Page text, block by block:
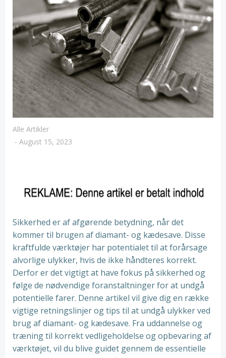
Alle Artikler
- August 15, 2023
Sikkerhed er af afgørende betydning, når det
kommer til brugen af diamant- og kædesave. Disse
kraftfulde værktøjer har potentialet til at forårsage
alvorlige ulykker, hvis de ikke håndteres korrekt.
Derfor er det vigtigt at have fokus på sikkerhed og
følge de nødvendige foranstaltninger for at undgå
potentielle farer. Denne artikel vil give dig en række
vigtige retningslinjer og tips til at undgå ulykker ved
brug af diamant- og kædesave. Fra uddannelse og
træning til korrekt vedligeholdelse og opbevaring af
værktøjet, vil du blive guidet gennem de essentielle